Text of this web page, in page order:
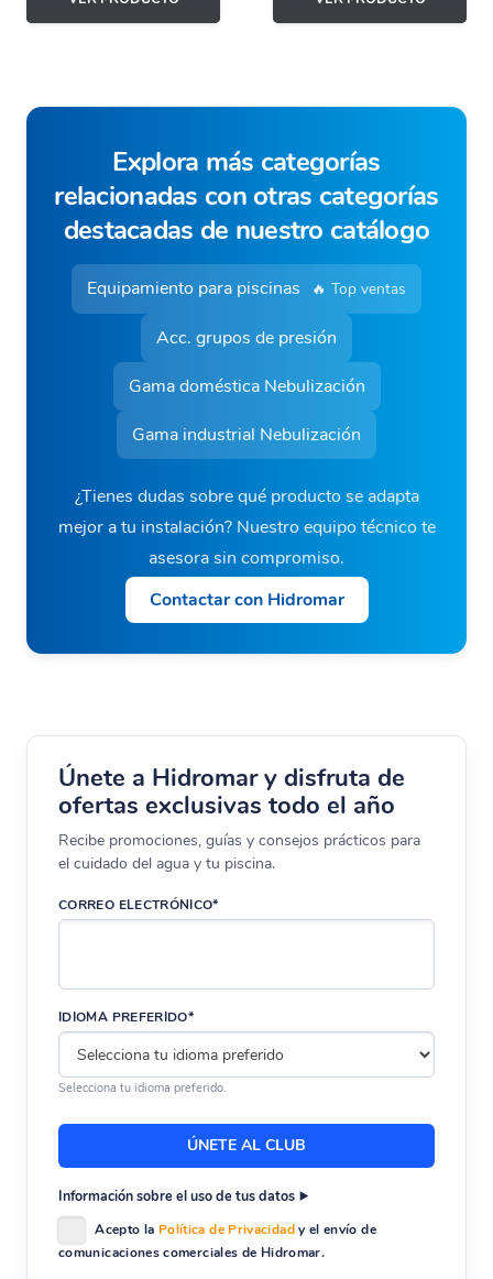
Explora más categorías
relacionadas con otras categorías
destacadas de nuestro catálogo
Equipamiento para piscinas 🔥 Top ventas
Acc. grupos de presión
Gama doméstica Nebulización
Gama industrial Nebulización
¿Tienes dudas sobre qué producto se adapta
mejor a tu instalación? Nuestro equipo técnico te
asesora sin compromiso.
Contactar con Hidromar
Únete a Hidromar y disfruta de
ofertas exclusivas todo el año
Recibe promociones, guías y consejos prácticos para
el cuidado del agua y tu piscina.
CORREO ELECTRÓNICO*
IDIOMA PREFERIDO*
Selecciona tu idioma preferido.
Información sobre el uso de tus datos
Acepto la Política de Privacidady el envío de
comunicaciones comerciales de Hidromar.